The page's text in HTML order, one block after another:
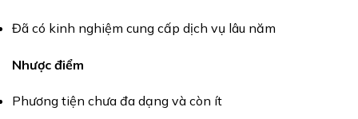
Đã có kinh nghiệm cung cấp dịch vụ lâu năm
Nhược điểm
Phương tiện chưa đa dạng và còn ít